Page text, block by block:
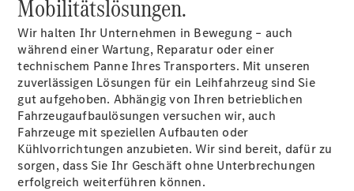
Alle eVito
eVito
Kastenwagen
Elektrisch
eVito
Tourer
Elektrisch
Konfigurator
Mercedes-
Mobilitätslösungen.
Wir halten Ihr Unternehmen in Bewegung – auch
während einer Wartung, Reparatur oder einer
technischem Panne Ihres Transporters. Mit unseren
zuverlässigen Lösungen für ein Leihfahrzeug sind Sie
gut aufgehoben. Abhängig von Ihren betrieblichen
Fahrzeugaufbaulösungen versuchen wir, auch
Fahrzeuge mit speziellen Aufbauten oder
Kühlvorrichtungen anzubieten. Wir sind bereit, dafür zu
sorgen, dass Sie Ihr Geschäft ohne Unterbrechungen
erfolgreich weiterführen können.